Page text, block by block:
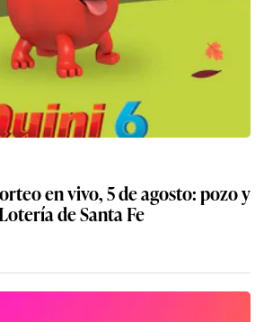
en vivo, 5 de agosto: pozo y
de Santa Fe